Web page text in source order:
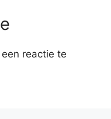
een reactie te